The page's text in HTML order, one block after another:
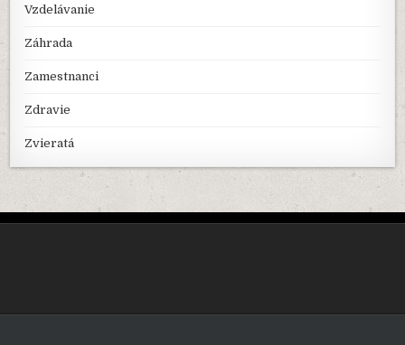
Vzdelávanie
Záhrada
Zamestnanci
Zdravie
Zvieratá